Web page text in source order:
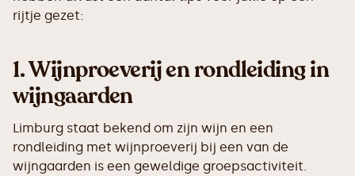
rijtje gezet:
1.Wijnproeverij en rondleiding in
wijngaarden
Limburg staat bekend om zijn wijn en een
rondleiding met wijnproeverij bij een van de
wijngaarden is een geweldige groepsactiviteit.